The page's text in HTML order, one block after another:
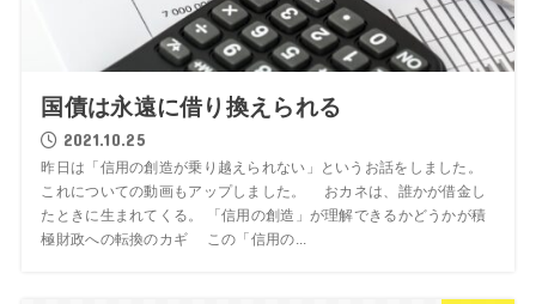
国債は永遠に借り換えられる
2021.10.25
昨日は「信用の創造が乗り越えられない」というお話をしました。
これについての動画もアップしました。 おカネは、誰かが借金し
たときに生まれてくる。 「信用の創造」が理解できるかどうかが積
極財政への転換のカギ この「信用の...